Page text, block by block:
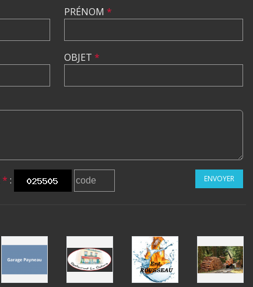
PRÉNOM *
OBJET *
* : ENVOYER